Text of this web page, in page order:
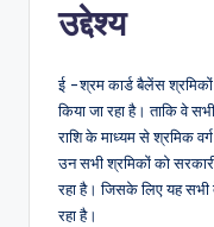
उद्देश्य
ई -श्रम कार्ड बैलेंस
किया जा रहा है। ताकि वे
राशि के माध्यम से श्रमिक
उन सभी श्रमिकों को
रहा है। जिसके लिए यह सभी
रहा है।